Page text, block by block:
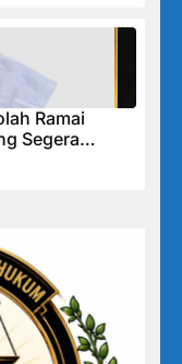
Ramai
Segera
Sistem